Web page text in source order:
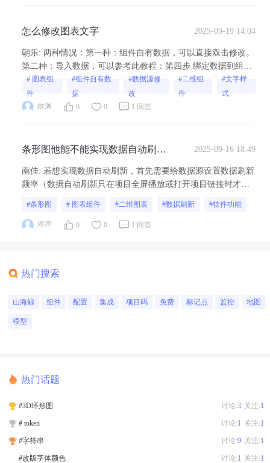
怎么修改图表文字 2025-09-19 14:04
朝乐: 两种情况：第一种：组件自有数据，可以直接双击修改。
第二种：导入数据，可以参考此教程：第四步 绑定数据到组件
- 快速入门 - 山海鲸可视化
# 图表组
件
#组件自有数
据
#数据源修
改
#二维组
件
#文字样
式
故渊
0 0 1 回答
条形图他能不能实现数据自动刷新
2025-09-16 18:49
南佳: 若想实现数据自动刷新，首先需要给数据源设置数据刷新
频率（数据自动刷新只在项目全屏播放或打开项目链接时才起
据刷新频率后，在全屏查看项目或打开链接的时候，便可实现
自动刷新，在编辑的时候，需要手动刷新数据（快捷键
#条形图 # 图表组件 #二维图表 #数据刷新 #软件功能
停声 0 0 1 回答
热门搜索
山海鲸 组件 配置 集成 项目码 免费 标记点 监控 地图
模型
热门话题
#3D环形图 讨论:3 关注:1
# token 讨论:1 关注:1
#字符串 讨论:9 关注:1
#改版字体颜色 讨论:1 关注:1